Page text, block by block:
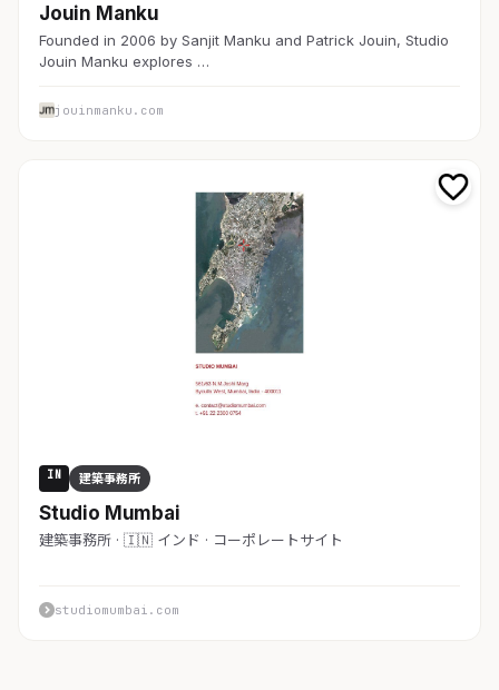
Jouin Manku
Founded in 2006 by Sanjit Manku and Patrick Jouin, Studio
Jouin Manku explores …
jouinmanku.com
IN 建築事務所
Studio Mumbai
建築事務所 · 🇮🇳 インド · コーポレートサイト
studiomumbai.com